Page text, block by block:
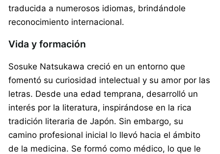
traducida a numerosos idiomas, brindándole
reconocimiento internacional.
Vida y formación
Sosuke Natsukawa creció en un entorno que
fomentó su curiosidad intelectual y su amor por las
letras. Desde una edad temprana, desarrolló un
interés por la literatura, inspirándose en la rica
tradición literaria de Japón. Sin embargo, su
camino profesional inicial lo llevó hacia el ámbito
de la medicina. Se formó como médico, lo que le